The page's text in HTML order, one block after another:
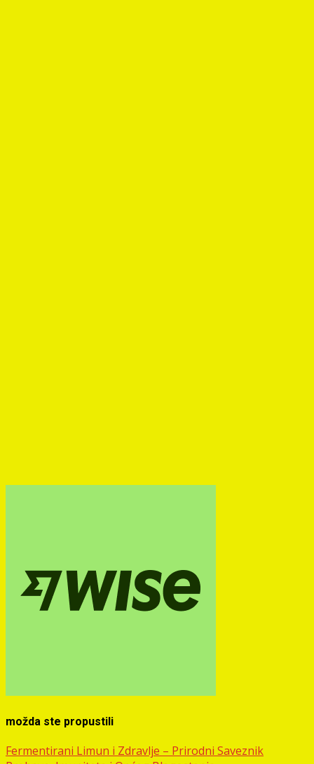
možda ste propustili
Fermentirani Limun i Zdravlje – Prirodni Saveznik